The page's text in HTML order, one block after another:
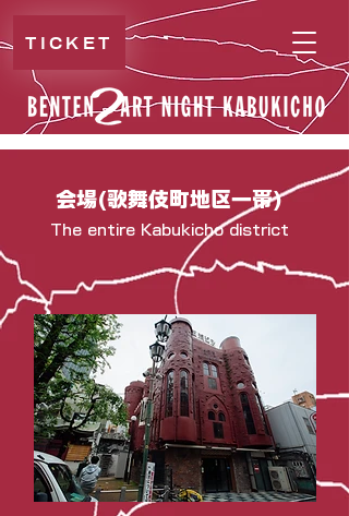
TICKET
会場(歌舞伎町地区一帯)
The entire Kabukicho district